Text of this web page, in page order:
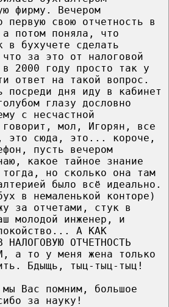
фирму. Вечером
первую свою отчетность в
потом поняла, что
в бухучете сделать
за это от налоговой
2000 году просто так у
ответ на такой вопрос.
посреди дня иду в кабинет
глазу дословно
с несчастной
говорит, мол, Игорян, все
это сюда, это... короче,
пусть вечером
какое тайное знание
но сколько она там
было всё идеально.
в немаленькой конторе)
за отчетами, стук в
молодой инженер, и
А КАК
ОТЧЕТНОСТЬ
а то у меня жена только
Бдыщь, тыц-тыц-тыц!
Вас помним, большое
за науку!